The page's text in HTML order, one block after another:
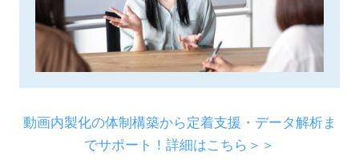
動画内製化の体制構築から定着支援・データ解析ま
でサポート！詳細はこちら＞＞